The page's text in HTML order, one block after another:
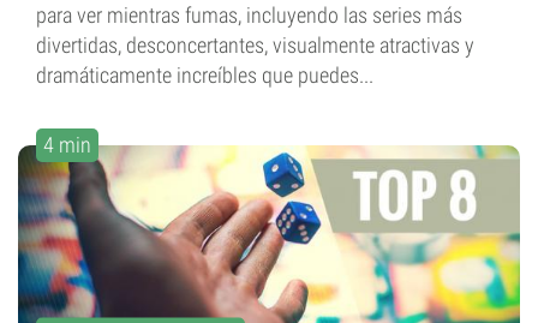
para ver mientras fumas, incluyendo las series más
divertidas, desconcertantes, visualmente atractivas y
dramáticamente increíbles que puedes...
4 min